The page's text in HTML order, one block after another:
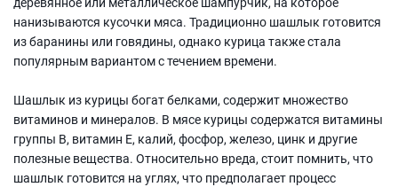
нанизываются кусочки мяса. Традиционно шашлык готовится
из баранины или говядины, однако курица также стала
популярным вариантом с течением времени.
Шашлык из курицы богат белками, содержит множество
витаминов и минералов. В мясе курицы содержатся витамины
группы В, витамин Е, калий, фосфор, железо, цинк и другие
полезные вещества. Относительно вреда, стоит помнить, что
шашлык готовится на углях, что предполагает процесс